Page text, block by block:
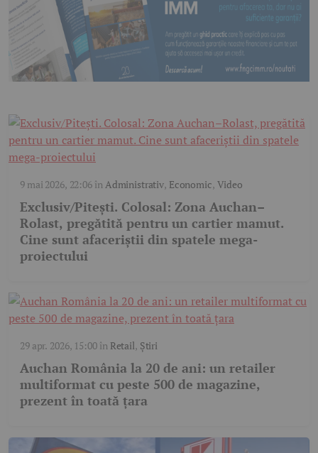
9 mai 2026, 22:06înAdministrativ, Economic, Video
Exclusiv/Pitești. Colosal: Zona Auchan–
Rolast, pregătită pentru un cartier mamut.
Cine sunt afaceriștii din spatele mega-
proiectului
29 apr. 2026, 15:00în Retail, Știri
Auchan România la 20 de ani: un retailer
multiformat cu peste 500 de magazine,
prezent în toată țara